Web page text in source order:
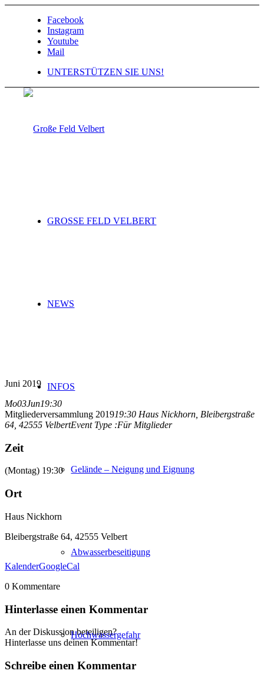
Facebook
Instagram
Youtube
Mail
UNTERSTÜTZEN SIE UNS!
GROSSE FELD VELBERT
NEWS
INFOS
Gelände – Neigung und Eignung
Abwasserbeseitigung
Hochwassergefahr
Juni 2019
Mo03Jun19:30
Mitgliederversammlung 201919:30 Haus Nickhorn , Bleibergstraße
64, 42555 VelbertEvent Type :Für Mitglieder
Zeit
(Montag) 19:30
Ort
Haus Nickhorn
Bleibergstraße 64, 42555 Velbert
KalenderGoogleCal
0 Kommentare
Hinterlasse einen Kommentar
An der Diskussion beteiligen?
Hinterlasse uns deinen Kommentar!
Schreibe einen Kommentar